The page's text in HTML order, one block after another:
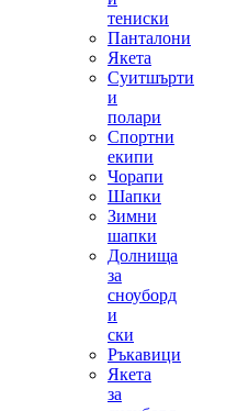
тениски
Панталони
Якета
Суитшърти
и
полари
Спортни
екипи
Чорапи
Шапки
Зимни
шапки
Долнища
за
сноуборд
и
ски
Ръкавици
Якета
за